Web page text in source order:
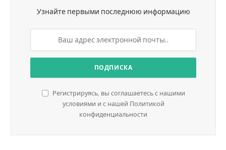
Узнайте первыми последнюю информацию
Регистрируясь, вы соглашаетесь с нашими
условиями и с нашей Политикой
конфиденциальности